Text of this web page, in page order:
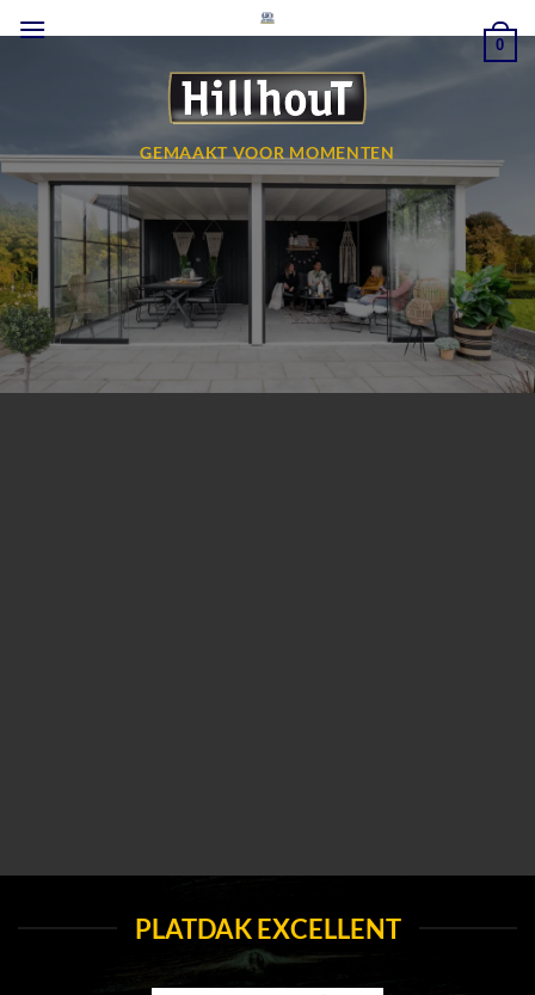
naar
0
GEMAAKT VOOR MOMENTEN
PLATDAK EXCELLENT